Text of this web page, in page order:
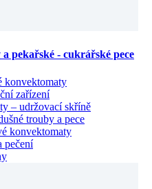
pekařské - cukrářské pece
konvektomaty
zařízení
– udržovací skříně
trouby a pece
konvektomaty
pečení